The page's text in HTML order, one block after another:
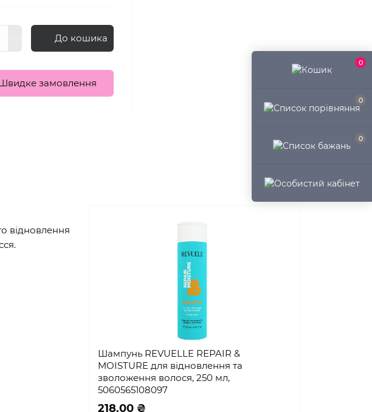
0
0
0
До кошика
замовлення
відновлення
Шампунь REVUELLE REPAIR &
MOISTURE для відновлення та
зволоження волося, 250 мл,
5060565108097
218.00 ₴